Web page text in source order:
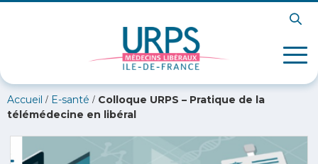
Accueil / E-santé / Colloque URPS – Pratique de la
télémédecine en libéral